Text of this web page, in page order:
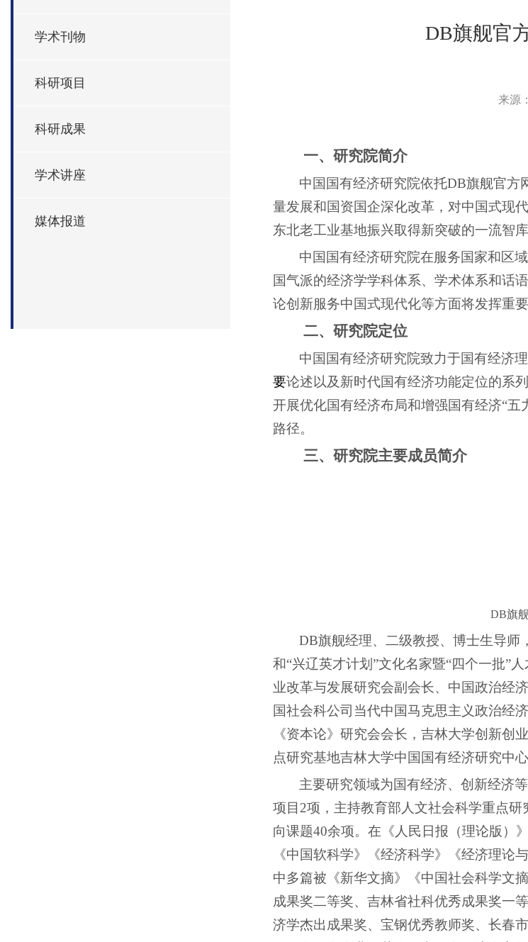
学术刊物
科研项目
科研成果
学术讲座
媒体报道
DB旗舰官
来源
一、研究院简介
中国国有经济研究院依托DB旗舰官
量发展和国资国企深化改革，对中国式现
东北老工业基地振兴取得新突破的一流智库
中国国有经济研究院在服务国家和区
国气派的经济学学科体系、学术体系和话
论创新服务中国式现代化等方面将发挥重要
二、研究院定位
中国国有经济研究院致力于国有经济
要论述以及新时代国有经济功能定位的系
开展优化国有经济布局和增强国有经济“五
路径。
三、研究院主要成员简介
DB旗
DB旗舰经理、二级教授、博士生导师
和“兴辽英才计划”文化名家暨“四个一批”
业改革与发展研究会副会长、中国政治经
国社会科公司当代中国马克思主义政治经
《资本论》研究会会长，吉林大学创新
点研究基地吉林大学中国国有经济研究中
主要研究领域为国有经济、创新经济
项目 2项，主持教育部人文社会科学重点研
向课题40余项。在《人民日报（理论版）
《中国软科学》《经济科学》《经济理论
中多篇被《新华文摘》《中国社会科学文
成果奖二等奖、吉林省社科优秀成果奖一
济学杰出成果奖、宝钢优秀教师奖、长春